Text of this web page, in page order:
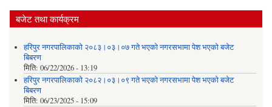
बजेट तथा कार्यक्रम
हरिपुर नगरपालिकाको २०८३।०३।०७ गते भएको नगरसभामा पेश भएको बजेट
बिबरण
मिति: 06/22/2026 - 13:19
हरिपुर नगरपालिकाको २०८२।०३।०९ गते भएको नगरसभामा पेश भएको बजेट
बिबरण
मिति: 06/23/2025 - 15:09